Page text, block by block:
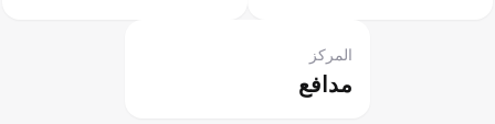
مدافع
المركز